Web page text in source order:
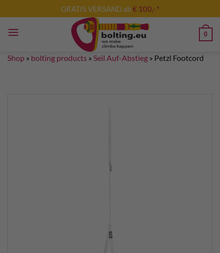
to
content
GRATIS VERSAND ab€ 100,- *
0
Shop » bolting products » Seil Auf-Abstieg » Petzl Footcord